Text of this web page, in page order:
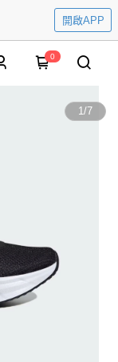
開啟APP
0
1/7